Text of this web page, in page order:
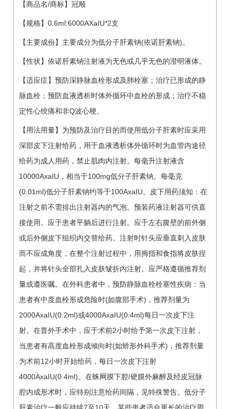
【商品名/商标】冠顺
【规格】0.6ml:6000AXaIU*2支
【主要成份】主要成分为低分子肝素钠(依诺肝素钠)。
【性状】依诺肝素钠注射液为无色或几乎无色的澄明液体。
【适应症】预防深静脉血栓形成及肺栓塞；治疗已形成的静
脉血栓；预防血液透析时体外循环中血栓的形成；治疗不稳
定性心绞痛和非Q波心梗。
【用法用量】为预防及治疗目的而使用低分子肝素时应采用
深部皮下注射给药，用于血液透析体外循环时为血管内途径
给药为成人用药，禁止肌肉内注射。每毫升注射液含
10000AxaIU，相当于100mg低分子肝素钠。每毫克
(0.01ml)低分子肝素钠约等于100AxaIU。皮下用药须知：在
注射之前不需排出注射器内的气泡。预装药液注射器可供直
接使用。应于患者平躺后进行注射。应于左右腹壁的前外侧
或后外侧皮下组织内交替给药。注射时针头应垂直刺入皮肤
而不应成角度，在整个注射过程中，用拇指和食指将皮肤捏
起，并将针头全部扎入皮肤皱折内注射。应严格遵循推荐剂
量或遵医嘱。在外科患者中，预防静脉血栓栓塞性疾病：当
患者有中度血栓形成危险时(如腹部手术)，推荐剂量为
2000AxaIU(0.2ml)或4000AxaIU(0.4ml)每日一次皮下注
射。在普外手术中，应于术前2小时给予第一次皮下注射，
当患者有高度血栓形成倾向时(如矫形外科手术)，推荐剂量
为术前12小时开始给药，每日一次皮下注射
4000AxaIU(0.4ml)。在蛛网膜下腔/硬膜外麻醉及经皮冠脉
腔内成形术时，应特别注意给药间隔，见特殊警告。低分子
肝素治疗一般应持续7至10天。某些患者适合更长的治疗周